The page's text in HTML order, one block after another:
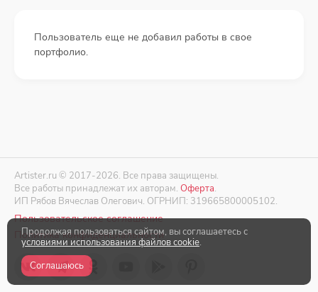
Пользователь еще не добавил работы в свое
портфолио.
Artister.ru © 2017-2026. Все права защищены.
Все работы принадлежат их авторам. Оферта.
ИП Рябов Вячеслав Олегович. ОГРНИП: 319665800005102.
Пользовательское соглашение
Политика конфиденциальности
Продолжая пользоваться сайтом, вы соглашаетесь с
условиями использования файлов cookie.
Соглашаюсь